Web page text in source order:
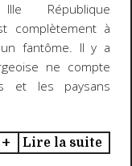
République
complètement à
fantôme. Il y a
ne compte
et les paysans
Lire la suite